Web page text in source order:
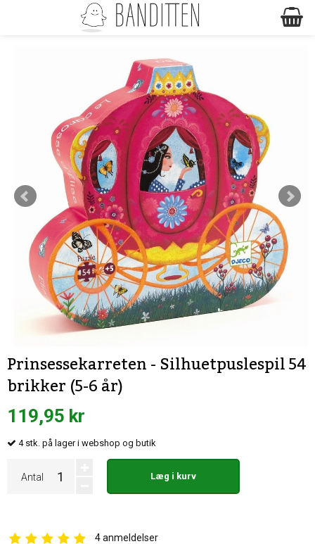
Prinsessekarreten - Silhuetpuslespil 54
brikker (5-6 år)
119,95 kr
4 stk. på lager i webshop og butik
Antal Læg i kurv
4anmeldelser